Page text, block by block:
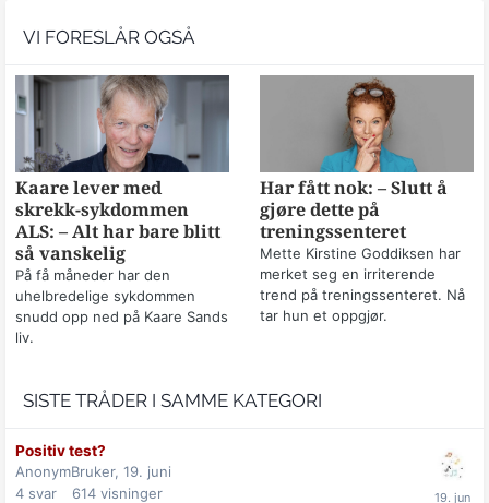
VI FORESLÅR OGSÅ
Kaare lever med
skrekk-sykdommen
ALS: – Alt har bare blitt
så vanskelig
På få måneder har den
uhelbredelige sykdommen
snudd opp ned på Kaare Sands
liv.
Har fått nok: – Slutt å
gjøre dette på
treningssenteret
Mette Kirstine Goddiksen har
merket seg en irriterende
trend på treningssenteret. Nå
tar hun et oppgjør.
SISTE TRÅDER I SAMME KATEGORI
Positiv test?
AnonymBruker, 19. juni
4 svar 614 visninger